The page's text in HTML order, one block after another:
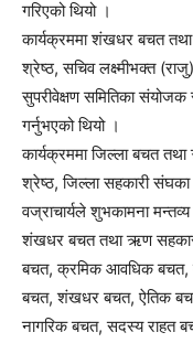
गरिएको थियो ।
कार्यक्रममा शंखधर बचत
श्रेष्ठ, सचिव लक्ष्मीभक्त
सुपरीवेक्षण समितिका
गर्नुभएको थियो ।
कार्यक्रममा जिल्ला बचत
श्रेष्ठ, जिल्ला सहकारी
वज्राचार्यले शुभकामना
शंखधर बचत तथा ऋण
बचत, क्रमिक आवधिक बचत,
बचत, शंखधर बचत, ऐतिक
नागरिक बचत, सदस्य राहत